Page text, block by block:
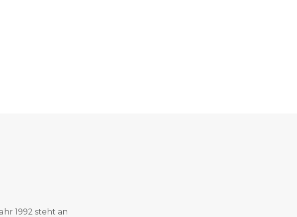
1992 steht an